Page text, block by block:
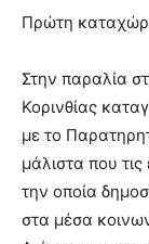
Πρώτη
Στην παραλία
Κορινθίας
με το
μάλιστα που
την οποία
στα μέσα